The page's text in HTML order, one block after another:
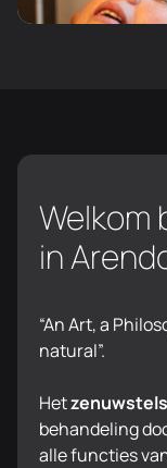
Welkom
in
“An Art, a
natural”.
Het
behandeling
alle functies